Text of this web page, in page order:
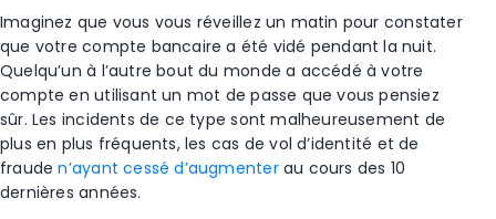
Imaginez que vous vous réveillez un matin pour constater
que votre compte bancaire a été vidé pendant la nuit.
Quelqu’un à l’autre bout du monde a accédé à votre
compte en utilisant un mot de passe que vous pensiez
sûr. Les incidents de ce type sont malheureusement de
plus en plus fréquents, les cas de vol d’identité et de
frauden’ayant cessé d’augmenterau cours des 10
dernières années.